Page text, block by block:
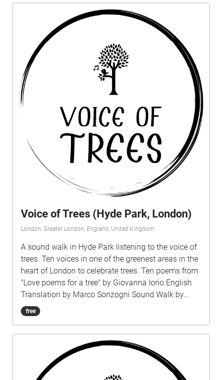
grande scrittore 1920-2020 Idea, testi, progetto
sonoro e realizzazione di Giovanna Iorio Musiche di
Lucio Lazzaruolo Voce di Dario Albertini Lettura di
"La voce degli alberi Barbara Marchand" nella Via
degli Alberi Foto, individuazione dei punti di
ascolto, testi esplicativi di Francesca Lepori (e dal
sito del Bosco Caffarella)
https://www.boscocaffarella.it/en/
Voice of Trees (Hyde Park, London)
London, Greater London, England, United Kingdom
A sound walk in Hyde Park listening to the voice of
trees. Ten voices in one of the greenest areas in the
heart of London to celebrate trees. Ten poems from
"Love poems for a tree" by Giovanna Iorio English
Translation by Marco Sonzogni Sound Walk by
Giovanna Iorio Voice Charlotte Chadwick-Jones
Music Lucio Lazzaruolo Covers: Voice Portraits by
free